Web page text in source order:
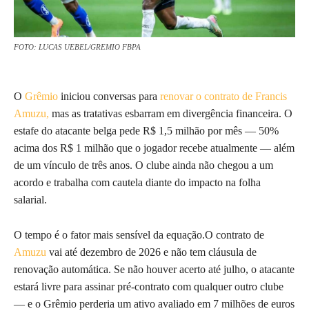
FOTO: LUCAS UEBEL/GREMIO FBPA
O Grêmio iniciou conversas para renovar o contrato de Francis
Amuzu, mas as tratativas esbarram em divergência financeira. O
estafe do atacante belga pede R$ 1,5 milhão por mês — 50%
acima dos R$ 1 milhão que o jogador recebe atualmente — além
de um vínculo de três anos. O clube ainda não chegou a um
acordo e trabalha com cautela diante do impacto na folha
salarial.
O tempo é o fator mais sensível da equação.O contrato de
Amuzu vai até dezembro de 2026 e não tem cláusula de
renovação automática. Se não houver acerto até julho, o atacante
estará livre para assinar pré-contrato com qualquer outro clube
— e o Grêmio perderia um ativo avaliado em 7 milhões de euros